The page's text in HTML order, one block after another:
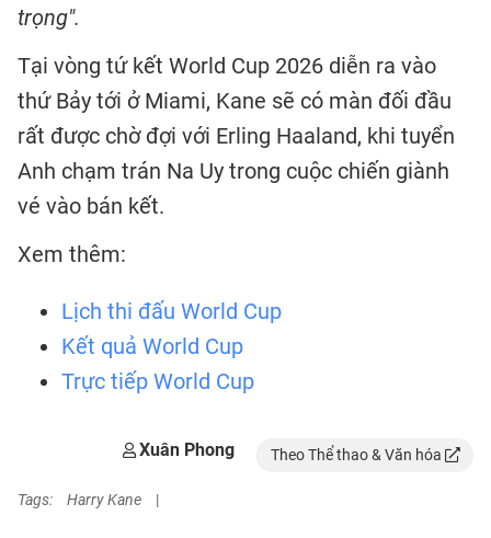
trọng".
Tại vòng tứ kết World Cup 2026 diễn ra vào
thứ Bảy tới ở Miami, Kane sẽ có màn đối đầu
rất được chờ đợi với Erling Haaland, khi tuyển
Anh chạm trán Na Uy trong cuộc chiến giành
vé vào bán kết.
Xem thêm:
Lịch thi đấu World Cup
Kết quả World Cup
Trực tiếp World Cup
Xuân Phong Theo Thể thao & Văn hóa
Tags: Harry Kane |